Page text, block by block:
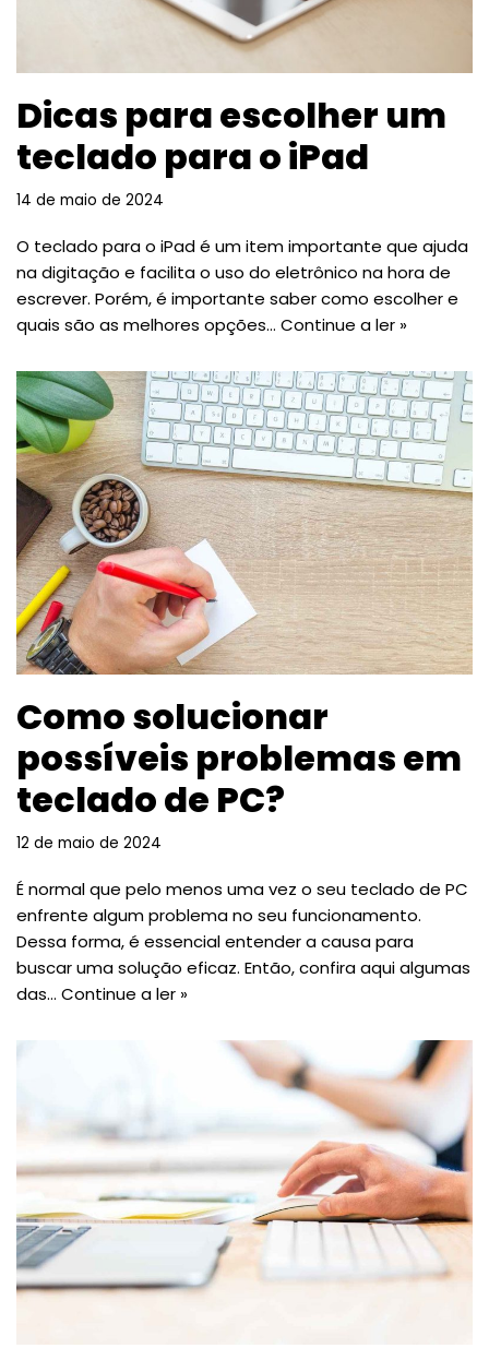
Dicas para escolher um
teclado para o iPad
14 de maio de 2024
O teclado para o iPad é um item importante que ajuda
na digitação e facilita o uso do eletrônico na hora de
escrever. Porém, é importante saber como escolher e
quais são as melhores opções… Continue a ler »
Como solucionar
possíveis problemas em
teclado de PC?
12 de maio de 2024
É normal que pelo menos uma vez o seu teclado de PC
enfrente algum problema no seu funcionamento.
Dessa forma, é essencial entender a causa para
buscar uma solução eficaz. Então, confira aqui algumas
das… Continue a ler »